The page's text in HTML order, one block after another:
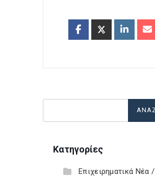
Κατηγορίες
Επιχειρηματικά Νέα /